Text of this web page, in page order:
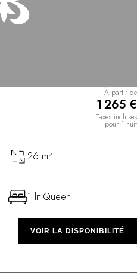
À partir de
1 265 €
Taxes incluses
pour 1 nuit
26 m²
1 lit Queen
VOIR LA DISPONIBILITÉ